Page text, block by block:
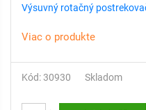
Výsuvný rotačný
Viac o produkte
Kód: 30930 Skladom